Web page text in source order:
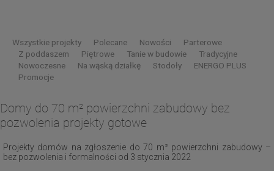
Wszystkie projekty Polecane Nowości
Parterowe
Z poddaszem
Piętrowe Tanie w budowie
Tradycyjne
Nowoczesne
Na wąską działkę Stodoły
ENERGO PLUS
Promocje
Domy do 70 m² powierzchni zabudowy bez
pozwolenia projekty gotowe
Projekty domów na zgłoszenie do 70 m² powierzchni zabudowy –
bez pozwolenia i formalności od 3 stycznia 2022